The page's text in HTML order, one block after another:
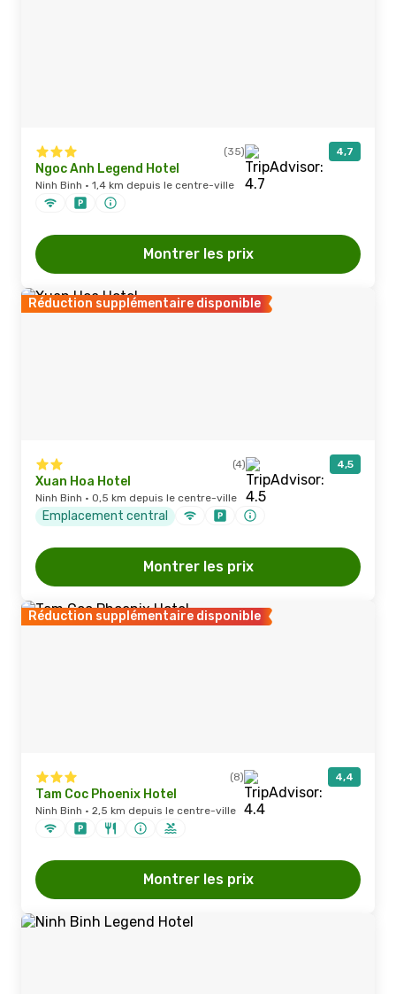
(35) 4,7
Ngoc Anh Legend Hotel
Ninh Binh · 1,4 km depuis le centre-ville
Montrer les prix
Réduction supplémentaire disponible
(4) 4,5
Xuan Hoa Hotel
Ninh Binh · 0,5 km depuis le centre-ville
Emplacement central
Montrer les prix
Réduction supplémentaire disponible
(8) 4,4
Tam Coc Phoenix Hotel
Ninh Binh · 2,5 km depuis le centre-ville
Montrer les prix